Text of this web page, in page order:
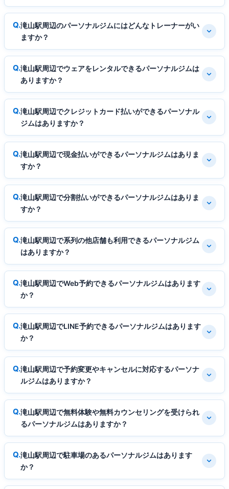
滝山駅周辺のパーソナルジムにはどんなトレーナーがい
ますか？
滝山駅周辺でウェアをレンタルできるパーソナルジムは
ありますか？
滝山駅周辺でクレジットカード払いができるパーソナル
ジムはありますか？
滝山駅周辺で現金払いができるパーソナルジムはありま
すか？
滝山駅周辺で分割払いができるパーソナルジムはありま
すか？
滝山駅周辺で系列の他店舗も利用できるパーソナルジム
はありますか？
滝山駅周辺でWeb予約できるパーソナルジムはあります
か？
滝山駅周辺でLINE予約できるパーソナルジムはあります
か？
滝山駅周辺で予約変更やキャンセルに対応するパーソナ
ルジムはありますか？
滝山駅周辺で無料体験や無料カウンセリングを受けられ
るパーソナルジムはありますか？
滝山駅周辺で駐車場のあるパーソナルジムはあります
か？